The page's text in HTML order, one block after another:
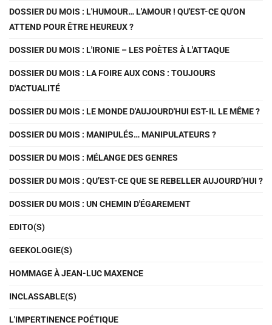
DOSSIER DU MOIS : L'HUMOUR… L'AMOUR ! QU'EST-CE QU'ON
ATTEND POUR ÊTRE HEUREUX ?
DOSSIER DU MOIS : L'IRONIE – LES POÈTES À L'ATTAQUE
DOSSIER DU MOIS : LA FOIRE AUX CONS : TOUJOURS
D'ACTUALITÉ
DOSSIER DU MOIS : LE MONDE D'AUJOURD'HUI EST-IL LE MÊME ?
DOSSIER DU MOIS : MANIPULÉS… MANIPULATEURS ?
DOSSIER DU MOIS : MÉLANGE DES GENRES
DOSSIER DU MOIS : QU’EST-CE QUE SE REBELLER AUJOURD’HUI ?
DOSSIER DU MOIS : UN CHEMIN D'ÉGAREMENT
EDITO(S)
GEEKOLOGIE(S)
HOMMAGE À JEAN-LUC MAXENCE
INCLASSABLE(S)
L'IMPERTINENCE POÉTIQUE